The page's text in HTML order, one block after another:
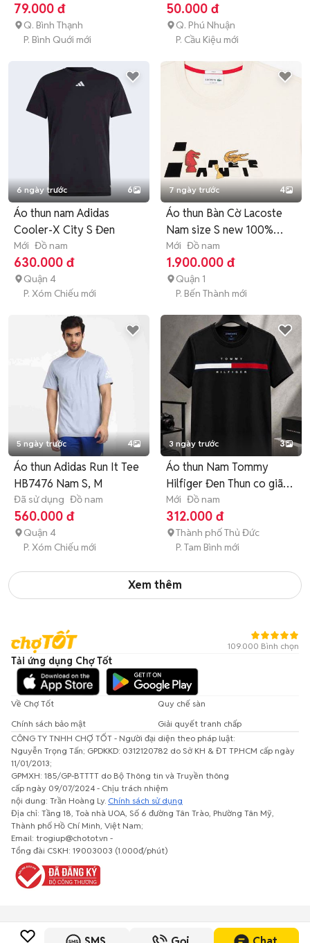
79.000 đ
Q. Bình Thạnh
P. Bình Quới mới
50.000 đ
Q. Phú Nhuận
P. Cầu Kiệu mới
6 ngày trước 6
Áo thun nam Adidas
Cooler-X City S Đen
Mới Đồ nam
630.000 đ
Quận 4
P. Xóm Chiếu mới
7 ngày trước 4
Áo thun Bàn Cờ Lacoste
Nam size S new 100%
fulltag
Mới Đồ nam
1.900.000 đ
Quận 1
P. Bến Thành mới
5 ngày trước 4
Áo thun Adidas Run It Tee
HB7476 Nam S, M
Đã sử dụng Đồ nam
560.000 đ
Quận 4
P. Xóm Chiếu mới
3 ngày trước 3
Áo thun Nam Tommy
Hilfiger Đen Thun co giãn
M
Mới Đồ nam
312.000 đ
Thành phố Thủ Đức
P. Tam Bình mới
Xem thêm
109.000 Bình chọn
Tải ứng dụng Chợ Tốt
Về Chợ Tốt
Quy chế sàn
Chính sách bảo mật
Giải quyết tranh chấp
CÔNG TY TNHH CHỢ TỐT - Người đại diện theo pháp luật:
Nguyễn Trọng Tấn; GPDKKD: 0312120782 do Sở KH & ĐT TP.HCM cấp ngày
11/01/2013;
GPMXH: 185/GP-BTTTT do Bộ Thông tin và Truyền thông
cấp ngày 09/07/2024 - Chịu trách nhiệm
nội dung: Trần Hoàng Ly. Chính sách sử dụng
Địa chỉ: Tầng 18, Toà nhà UOA, Số 6 đường Tân Trào, Phường Tân Mỹ,
Thành phố Hồ Chí Minh, Việt Nam;
Email: trogiup@chotot.vn -
Tổng đài CSKH: 19003003 (1.000đ/phút)